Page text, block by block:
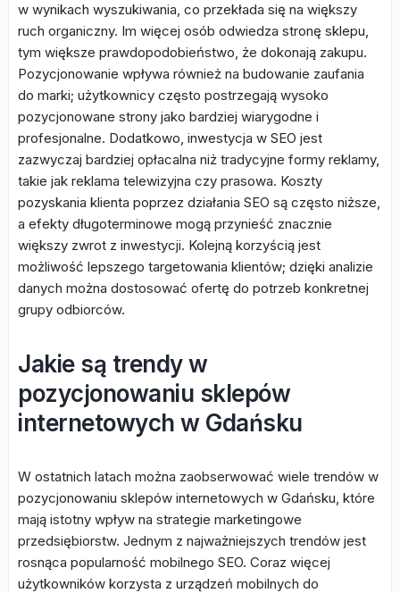
w wynikach wyszukiwania, co przekłada się na większy
ruch organiczny. Im więcej osób odwiedza stronę sklepu,
tym większe prawdopodobieństwo, że dokonają zakupu.
Pozycjonowanie wpływa również na budowanie zaufania
do marki; użytkownicy często postrzegają wysoko
pozycjonowane strony jako bardziej wiarygodne i
profesjonalne. Dodatkowo, inwestycja w SEO jest
zazwyczaj bardziej opłacalna niż tradycyjne formy reklamy,
takie jak reklama telewizyjna czy prasowa. Koszty
pozyskania klienta poprzez działania SEO są często niższe,
a efekty długoterminowe mogą przynieść znacznie
większy zwrot z inwestycji. Kolejną korzyścią jest
możliwość lepszego targetowania klientów; dzięki analizie
danych można dostosować ofertę do potrzeb konkretnej
grupy odbiorców.
Jakie są trendy w
pozycjonowaniu sklepów
internetowych w Gdańsku
W ostatnich latach można zaobserwować wiele trendów w
pozycjonowaniu sklepów internetowych w Gdańsku, które
mają istotny wpływ na strategie marketingowe
przedsiębiorstw. Jednym z najważniejszych trendów jest
rosnąca popularność mobilnego SEO. Coraz więcej
użytkowników korzysta z urządzeń mobilnych do